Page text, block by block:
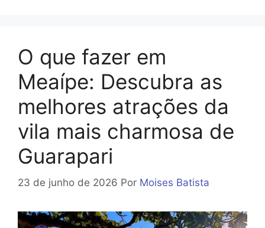
O que fazer em
Meaípe: Descubra as
melhores atrações da
vila mais charmosa de
Guarapari
23 de junho de 2026 Por Moises Batista